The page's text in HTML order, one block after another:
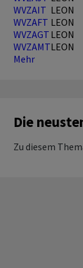
WVZAIT LEON
WVZAFT LEON
WVZAGT LEON
WVZAMTLEON
Mehr
Die
Zu diesem